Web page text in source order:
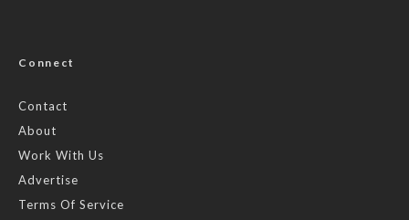
Connect
Contact
About
Work With Us
Advertise
Terms Of Service